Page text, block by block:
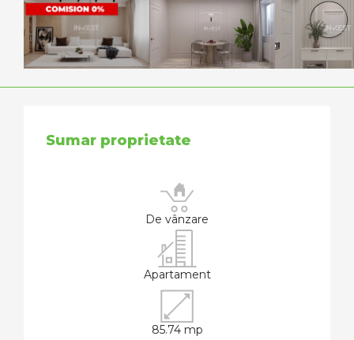
Sumar proprietate
De vânzare
Apartament
85.74 mp